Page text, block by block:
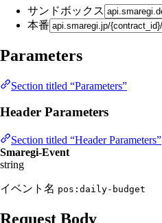
サンドボックス
本番
Parameters
Section titled “Parameters”
Header Parameters
Section titled “Header Parameters”
Smaregi-Event
string
イベント名 pos:daily-budget
Request Body